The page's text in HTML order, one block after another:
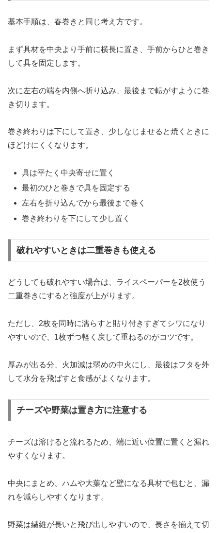
基本手順は、春巻きと同じ考え方です。
まず具材を中央より手前に横長に置き、手前からひと巻き
して具を固定します。
次に左右の端を内側へ折り込み、最後まで転がすように巻
き切ります。
巻き終わりは下にして置き、少しなじませると焼くときに
ほどけにくくなります。
具は平たく中央寄せに置く
最初のひと巻きで具を固定する
左右を折り込んでから最後まで巻く
巻き終わりを下にして少し置く
破れやすいときは二重巻きも使える
どうしても破れやすい場合は、ライスペーパーを2枚使う
二重巻きにすると強度が上がります。
ただし、2枚を同時に濡らすと貼り付きすぎてシワになり
やすいので、1枚ずつ軽く戻して重ねるのがコツです。
厚みが出る分、火加減は弱めの中火にし、最後はフタを外
して水分を飛ばすと食感がよくなります。
チーズや野菜は置き方に注意する
チーズは溶けると流れるため、端に近い位置に置くと漏れ
やすくなります。
中央にまとめ、ハムや大葉など壁になる具材で包むと、漏
れを減らしやすくなります。
野菜は繊維が長いと飛び出しやすいので、長さを揃えて切